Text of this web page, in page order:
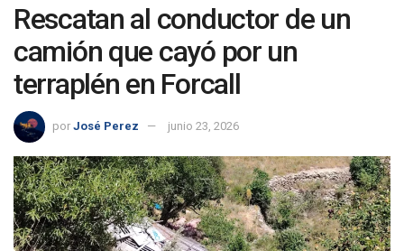
Rescatan al conductor de un
camión que cayó por un
terraplén en Forcall
por José Perez junio 23, 2026